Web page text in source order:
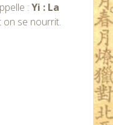
:Yi : La
on se nourrit.